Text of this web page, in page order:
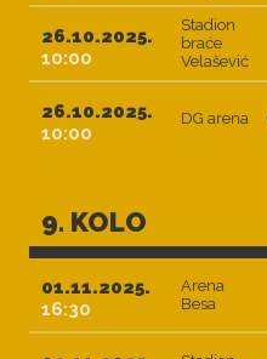
26.10.2025.
10:00
Stadion
braće
Velašević
26.10.2025.
10:00
DG arena
9. KOLO
01.11.2025.
16:30
Arena
Besa